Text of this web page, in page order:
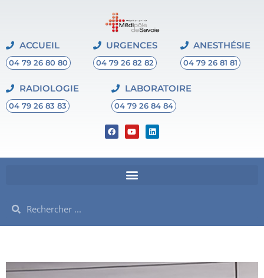
ACCUEIL
04 79 26 80 80
URGENCES
04 79 26 82 82
ANESTHÉSIE
04 79 26 81 81
RADIOLOGIE
04 79 26 83 83
LABORATOIRE
04 79 26 84 84
F
a
b
Y
o
u
e
L
i
e
Rechercher